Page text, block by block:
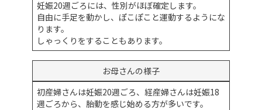
妊娠20週ごろには、性別がほぼ確定します。
自由に手足を動かし、ぽこぽこと運動するようにな
ります。
しゃっくりをすることもあります。
お母さんの様子
初産婦さんは妊娠20週ごろ、経産婦さんは妊娠18
週ごろから、胎動を感じ始める方が多いです。